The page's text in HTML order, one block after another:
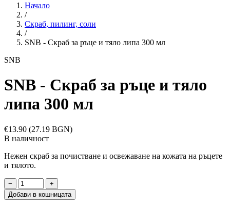
Начало
/
Скраб, пилинг, соли
/
SNB - Скраб за ръце и тяло липа 300 мл
SNB
SNB - Скраб за ръце и тяло
липа 300 мл
€13.90 (27.19 BGN)
В наличност
Нежен скраб за почистване и освежаване на кожата на ръцете
и тялото.
−
+
Добави в кошницата